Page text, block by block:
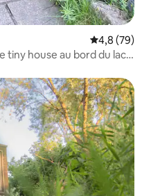
Évaluation
4,8 (79)
tiny house au bord du lac